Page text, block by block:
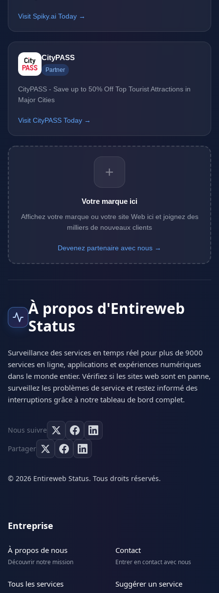
Visit Spiky.ai Today →
CityPASS
Partner
CityPASS - Save up to 50% Off Top Tourist Attractions in
Major Cities
Visit CityPASS Today →
+
Votre marque ici
Affichez votre marque ou votre site Web ici et joignez des
milliers de nouveaux clients
Devenez partenaire avec nous →
À propos d'Entireweb
Status
Surveillance des services en temps réel pour plus de 9000
services en ligne, applications et expériences numériques
dans le monde entier. Vérifiez si les sites web sont en panne,
surveillez les problèmes de service et restez informé des
interruptions grâce à notre tableau de bord complet.
Nous suivre
Partager
© 2026 Entireweb Status. Tous droits réservés.
Entreprise
À propos de nous
Découvrir notre mission
Contact
Entrer en contact avec nous
Tous les services Suggérer un service